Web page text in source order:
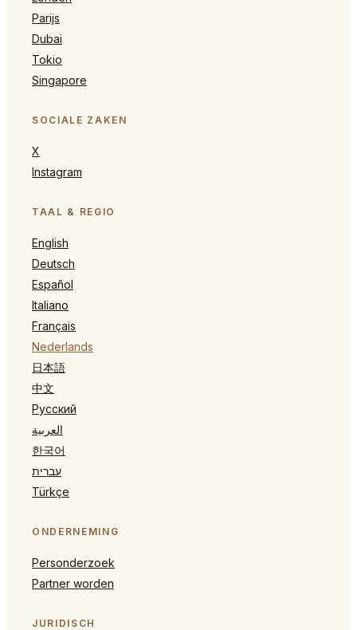
Parijs
Dubai
Tokio
Singapore
SOCIALE ZAKEN
X
Instagram
TAAL & REGIO
English
Deutsch
Español
Italiano
Français
Nederlands
日本語
中文
Русский
العربية
한국어
עברית
Türkçe
ONDERNEMING
Personderzoek
Partner worden
JURIDISCH